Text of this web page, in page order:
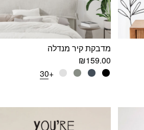
מדבקת קיר מנדלה
₪159.00
+30